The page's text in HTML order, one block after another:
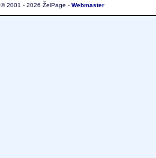
© 2001 - 2026 ŽelPage - Webmaster